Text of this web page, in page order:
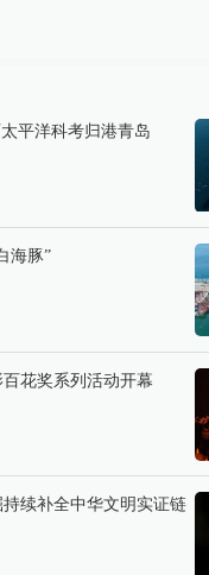
平洋科考归港青岛
海豚”
花奖系列活动开幕
续补全中华文明实证链